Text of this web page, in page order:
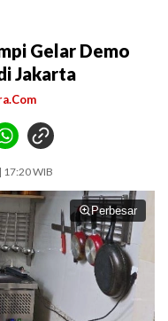
Gelar Demo
Jakarta
17:20 WIB
Perbesar